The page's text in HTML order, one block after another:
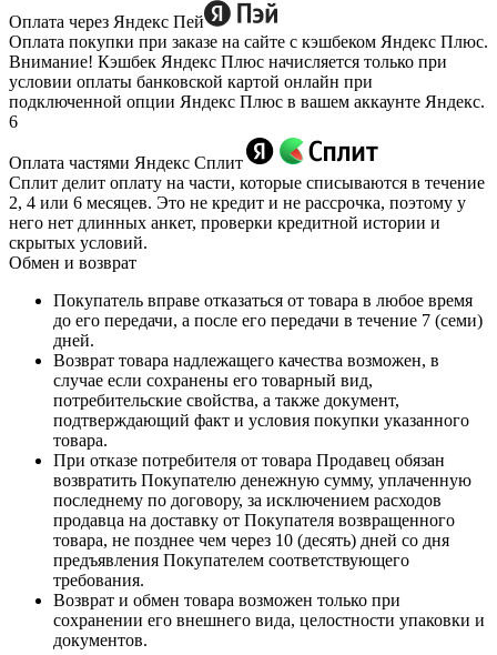
Оплата через Яндекс Пей
Оплата покупки при заказе на сайте с кэшбеком Яндекс Плюс.
Внимание! Кэшбек Яндекс Плюс начисляется только при
условии оплаты банковской картой онлайн при
подключенной опции Яндекс Плюс в вашем аккаунте Яндекс.
6
Оплата частями Яндекс Сплит
Сплит делит оплату на части, которые списываются в течение
2, 4 или 6 месяцев. Это не кредит и не рассрочка, поэтому у
него нет длинных анкет, проверки кредитной истории и
скрытых условий.
Обмен и возврат
Покупатель вправе отказаться от товара в любое время
до его передачи, а после его передачи в течение 7 (семи)
дней.
Возврат товара надлежащего качества возможен, в
случае если сохранены его товарный вид,
потребительские свойства, а также документ,
подтверждающий факт и условия покупки указанного
товара.
При отказе потребителя от товара Продавец обязан
возвратить Покупателю денежную сумму, уплаченную
последнему по договору, за исключением расходов
продавца на доставку от Покупателя возвращенного
товара, не позднее чем через 10 (десять) дней со дня
предъявления Покупателем соответствующего
требования.
Возврат и обмен товара возможен только при
сохранении его внешнего вида, целостности упаковки и
документов.